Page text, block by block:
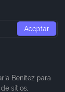
Benítez para
sitios,